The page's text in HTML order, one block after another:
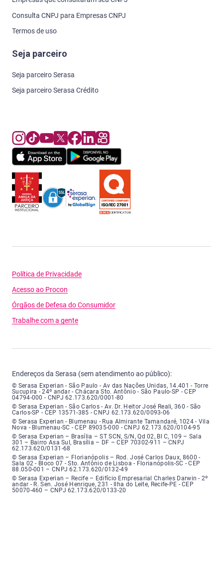
Consulta CNPJ para Empresas CNPJ
Termos de uso
Seja parceiro
Seja parceiro Serasa
Seja parceiro Serasa Crédito
Política de Privacidade
Acesso ao Procon
Órgãos de Defesa do Consumidor
Trabalhe com a gente
Endereços da Serasa (sem atendimento ao público):
Serasa Experian - São Paulo - Endereço: Avenida das Nações Unidas,
© Serasa Experian - São Paulo - Av das Nações Unidas, 14.401 - Torre
Sucupira - 24º andar - Chácara Sto. Antônio - São Paulo-SP - CEP
04794-000 - CNPJ 62.173.620/0001-80
Serasa Experian - São Carlos - Endereço: Avenida Doutor Heitor José
© Serasa Experian - São Carlos - Av. Dr. Heitor José Reali, 360 - São
Carlos-SP - CEP 13571-385 - CNPJ 62.173.620/0093-06
Serasa Experian - Blumenau - Endereço: Rua Almirante Tamandaré,
© Serasa Experian - Blumenau - Rua Almirante Tamandaré, 1024 - Vila
Nova - Blumenau-SC - CEP 89035-000 - CNPJ 62.173.620/0104-95
Serasa Experian - Brasília, Endereço: Setor Comercial Norte, sem
© Serasa Experian – Brasília – ST SCN, S/N, Qd 02, Bl C, 109 – Sala
301 – Bairro Asa Sul, Brasília – DF – CEP 70302-911 – CNPJ
62.173.620/0131-68
Serasa Experian - Florianópolis, Endereço: Rodovia José Carlos, número
© Serasa Experian – Florianópolis – Rod. José Carlos Daux, 8600 -
Sala 02 - Bloco 07 - Sto. Antônio de Lisboa - Florianópolis-SC - CEP
88.050-001 – CNPJ 62.173.620/0132-49
Serasa Experian - Recife, Endereço: Edifício Empresarial Charles Darwin,
© Serasa Experian – Recife – Edifício Empresarial Charles Darwin - 2º
andar - R. Sen. José Henrique, 231 - Ilha do Leite, Recife-PE - CEP
50070-460 – CNPJ 62.173.620/0133-20